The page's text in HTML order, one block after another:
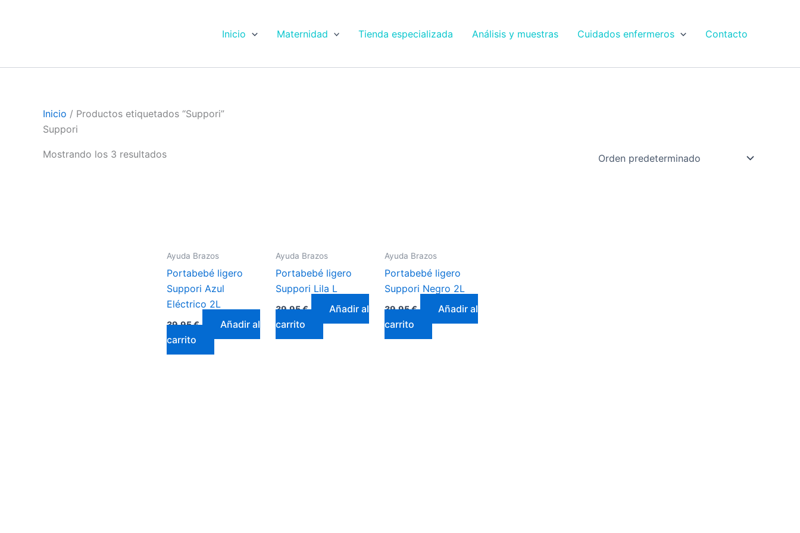
Inicio Maternidad Tienda especializada Análisis y muestras Cuidados enfermeros Contacto
Inicio / Productos etiquetados “Suppori”
Suppori
Mostrando los 3 resultados
Ayuda Brazos
Portabebé ligero
Suppori Azul
Eléctrico 2L
39,95€
Añadir al
carrito
Ayuda Brazos
Portabebé ligero
Suppori Lila L
39,95€
Añadir al
carrito
Ayuda Brazos
Portabebé ligero
Suppori Negro 2L
39,95€
Añadir al
carrito